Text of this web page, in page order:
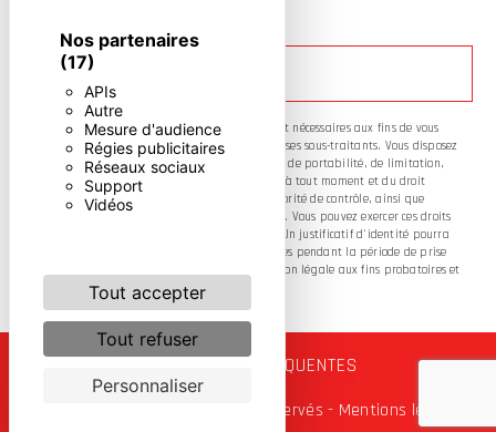
Nos partenaires
(17)
APIs
Autre
Mesure d'audience
Régies publicitaires
Réseaux sociaux
Support
Vidéos
Tout accepter
Tout refuser
Personnaliser
** Les données personnelles communiquées sont nécessaires aux fins de vous
contacter. Elles sont destinées à l'entreprise et ses sous-traitants. Vous disposez
de droits d’accès, de rectification, d’effacement, de portabilité, de limitation,
d’opposition, de retrait de votre consentement à tout moment et du droit
d’introduire une réclamation auprès d’une autorité de contrôle, ainsi que
d’organiser le sort de vos données post-mortem. Vous pouvez exercer ces droits
par voie postale ou par courrier électronique. Un justificatif d'identité pourra
vous être demandé. Nous conservons vos données pendant la période de prise
de contact puis pendant la durée de prescription légale aux fins probatoires et
de gestion des contentieux.
RECHERCHES FRÉQUENTES
- 2026 - Tous droits réservés - Mentions légales